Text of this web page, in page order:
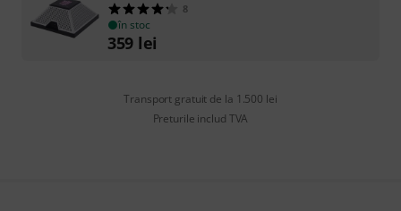
8
în stoc
359 lei
Transport gratuit de la 1.500 lei
Preturile includ TVA